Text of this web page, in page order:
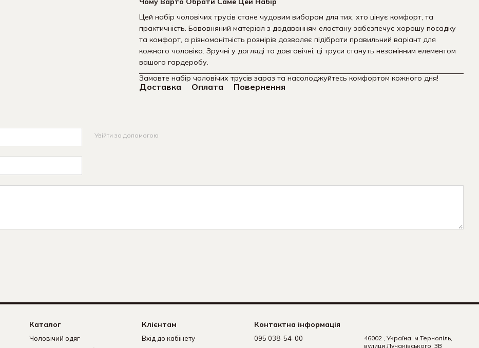
Цей набір чоловічих трусів стане чудовим вибором для тих, хто цінує комфорт, та
практичність. Бавовняний матеріал з додаванням еластану забезпечує хорошу посадку
та комфорт, а різноманітність розмірів дозволяє підібрати правильний варіант для
кожного чоловіка. Зручні у догляді та довговічні, ці труси стануть незамінним елементом
вашого гардеробу.
Замовте набір чоловічих трусів зараз та насолоджуйтесь комфортом кожного дня!
Доставка Оплата Повернення
Увійти за допомогою
Каталог
Чоловічий одяг
Клієнтам
Вхід до кабінету
Контактна інформація
095 038-54-00
46002 , Україна, м.Тернопіль,
вулиця Лучаківського, 3В